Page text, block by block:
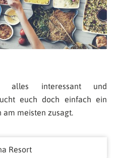
interessant und
euch doch einfach ein
am meisten zusagt.
Resort